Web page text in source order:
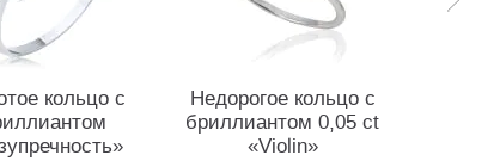
кольцо с
Недорогое кольцо с
бриллиантом 0,05 ct
«Violin»